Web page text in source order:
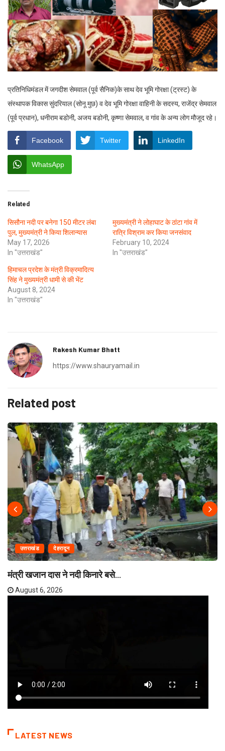
प्रतिनिधिमंडल में जगदीश सेमवाल (पूर्व सैनिक)के साथ देव भूमि गोरक्षा (ट्रस्ट) के
संस्थापक विकास सुंदरियाल (सोनू मुछ) व देव भूमि गोरक्षा वाहिनी के सदस्य, राजेंद्र सेमवाल
(पूर्व प्रधान), धनीराम बडोनी, अजय बडोनी, कृष्णा सेमवाल, व गांव के अन्य लोग मौजूद रहे।
Facebook Twitter LinkedIn
WhatsApp
Related
सिसौना नदी पर बनेगा 150 मीटर लंबा
पुल, मुख्यमंत्री ने किया शिलान्यास
May 17, 2026
In "उत्तराखंड"
मुख्यमंत्री ने लोहाघाट के ठांटा गांव में
रात्रि विश्राम कर किया जनसंवाद
February 10, 2024
In "उत्तराखंड"
हिमाचल प्रदेश के मंत्री विक्रमादित्य
सिंह ने मुख्यमंत्री धामी से की भेंट
August 8, 2024
In "उत्तराखंड"
Rakesh Kumar Bhatt
https://www.shauryamail.in
Related post
उत्तराखंड देहरादून
मंत्री खजान दास ने नदी किनारे बसे...
August 6, 2026
LATEST NEWS